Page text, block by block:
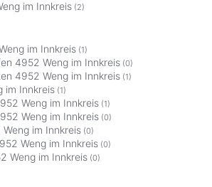
im Innkreis (2)
im Innkreis (1)
4952 Weng im Innkreis (0)
4952 Weng im Innkreis (1)
im Innkreis (1)
Weng im Innkreis (1)
Weng im Innkreis (0)
im Innkreis (0)
Weng im Innkreis (0)
Weng im Innkreis (0)